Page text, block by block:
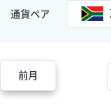
通貨ペア
前月